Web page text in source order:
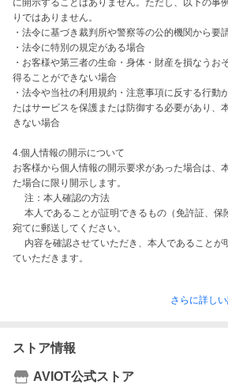
に開示することはありません。ただし、以下の事
りではありません。
・法令に基づき裁判所や警察等の公的機関から要
・法令に特別の規定がある場合
・お客様や第三者の生命・身体・財産を損なうお
得ることができない場合
・法令や当社の利用規約・注意事項に反する行動
たはサービスを保護または防御する必要があり、
きない場合
4.個人情報の開示について
お客様から個人情報の開示要求があった場合は、
た場合に限り開示します。
注：本人確認の方法
本人であることが証明できるもの（免許証、保
宛てに郵送してください。
内容を確認させていただき、本人であることが
さらに詳し
ストア情報
AVIOT公式ストア